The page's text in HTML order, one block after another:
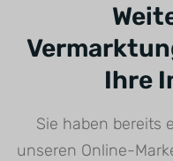
Immobiliensoftware
Sie Ihre Angebote
regelmäßigen
Ressourcen
WordPress die
Ihre
Sie haben bereits
unseren Online-